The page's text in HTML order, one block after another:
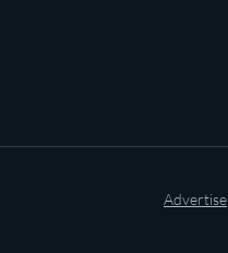
Advertise